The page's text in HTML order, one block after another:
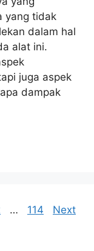
yang tidak
dalam hal
alat ini.
juga aspek
dampak
… Page
114
Next